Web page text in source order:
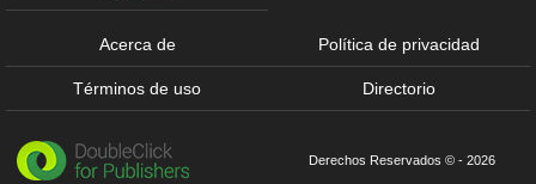
Acerca de Política de privacidad
Términos de uso Directorio
Derechos Reservados © - 2026